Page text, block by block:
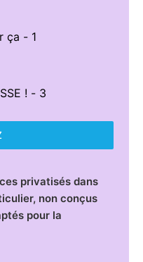
ça - 1
! - 3
privatisés dans
non conçus
pour la